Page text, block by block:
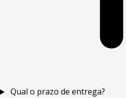
Qual o prazo de entrega?